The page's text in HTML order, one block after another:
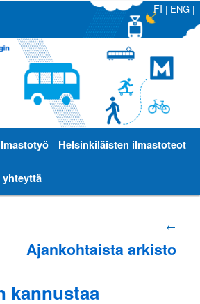
FI | ENG|
Helsinkiläisten ilmastoteot
yhteyttä
selaus
←
Ajankohtaista arkisto
kannustaa